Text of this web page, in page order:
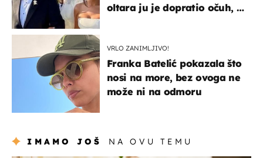
oltara ju je dopratio očuh, a
VRLO ZANIMLJIVO!
Franka Batelić pokazala što
nosi na more, bez ovoga ne
može ni na odmoru
IMAMO JOŠ NA OVU TEMU